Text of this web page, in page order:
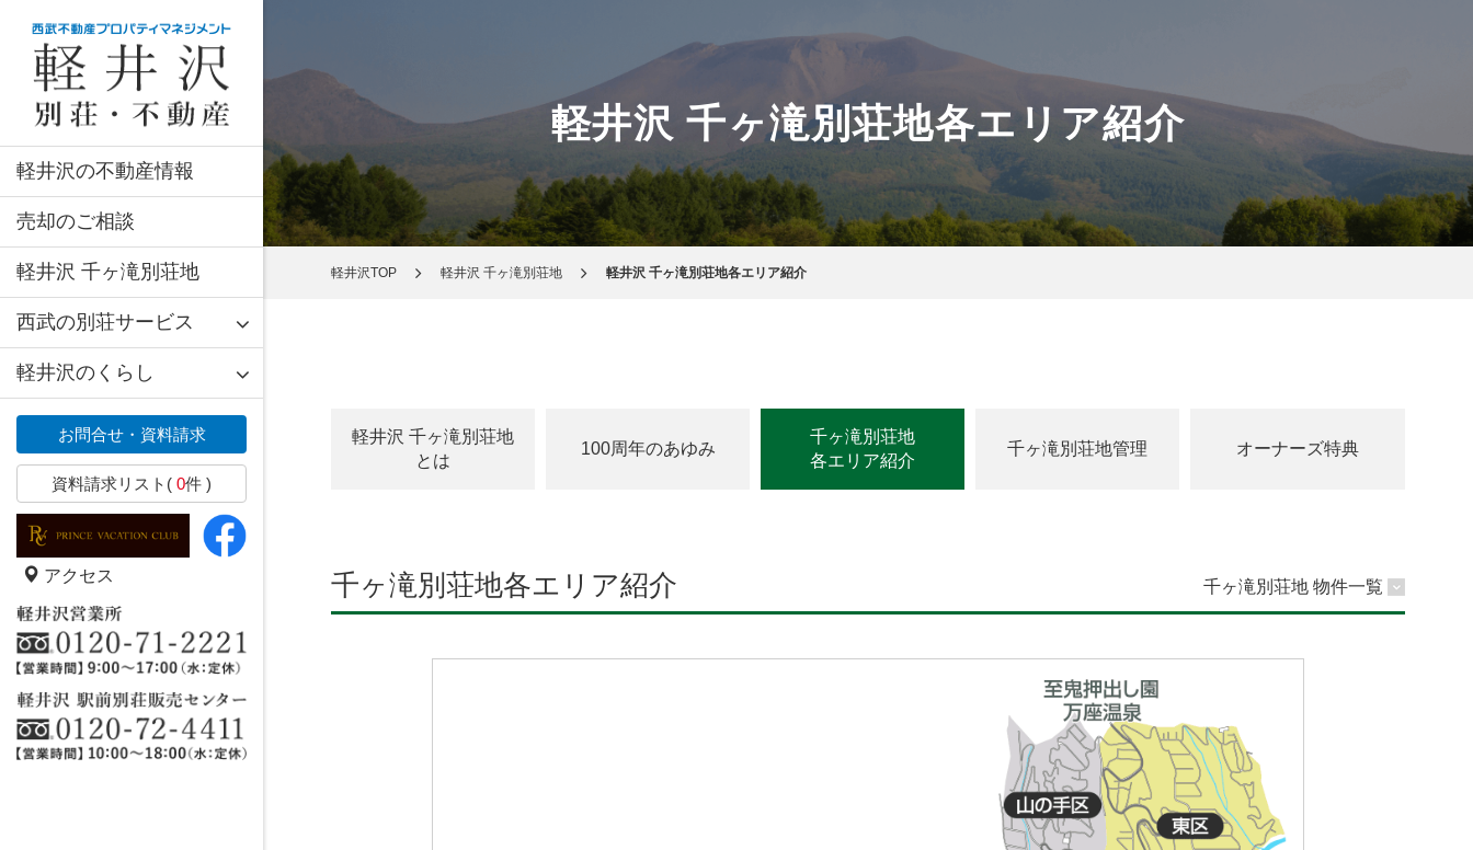
軽井沢の不動産情報
売却のご相談
軽井沢 千ヶ滝別荘地
西武の別荘サービス
軽井沢のくらし
お問合せ・資料請求
資料請求リスト( 0件 )
アクセス
軽井沢 千ヶ滝別荘地各エリア紹介
軽井沢TOP 軽井沢 千ヶ滝別荘地 軽井沢 千ヶ滝別荘地各エリア紹介
軽井沢 千ヶ滝別荘地
とは
100周年のあゆみ
千ヶ滝別荘地
各エリア紹介
千ヶ滝別荘地管理 オーナーズ特典
千ヶ滝別荘地各エリア紹介 千ヶ滝別荘地 物件一覧